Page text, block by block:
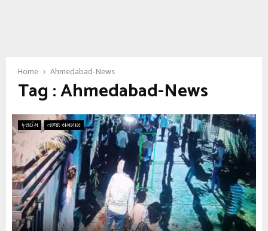
Home Ahmedabad-News
Tag : Ahmedabad-News
ક્રાઈમ તાજા સમાચાર